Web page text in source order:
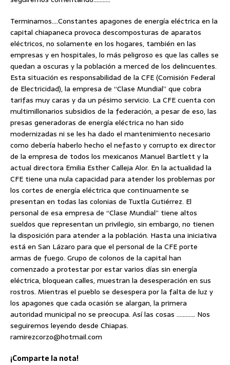
Terminamos….Constantes apagones de energía eléctrica en la
capital chiapaneca provoca descomposturas de aparatos
eléctricos, no solamente en los hogares, también en las
empresas y en hospitales, lo más peligroso es que las calles se
quedan a oscuras y la población a merced de los delincuentes.
Esta situación es responsabilidad de la CFE (Comisión Federal
de Electricidad), la empresa de “Clase Mundial” que cobra
tarifas muy caras y da un pésimo servicio. La CFE cuenta con
multimillonarios subsidios de la federación, a pesar de eso, las
presas generadoras de energía eléctrica no han sido
modernizadas ni se les ha dado el mantenimiento necesario
como debería haberlo hecho el nefasto y corrupto ex director
de la empresa de todos los mexicanos Manuel Bartlett y la
actual directora Emilia Esther Calleja Alor. En la actualidad la
CFE tiene una nula capacidad para atender los problemas por
los cortes de energía eléctrica que continuamente se
presentan en todas las colonias de Tuxtla Gutiérrez. El
personal de esa empresa de “Clase Mundial” tiene altos
sueldos que representan un privilegio, sin embargo, no tienen
la disposición para atender a la población. Hasta una iniciativa
está en San Lázaro para que el personal de la CFE porte
armas de fuego. Grupo de colonos de la capital han
comenzado a protestar por estar varios días sin energía
eléctrica, bloquean calles, muestran la desesperación en sus
rostros. Mientras el pueblo se desespera por la falta de luz y
los apagones que cada ocasión se alargan, la primera
autoridad municipal no se preocupa. Así las cosas ………… Nos
seguiremos leyendo desde Chiapas.
ramirezcorzo@hotmail.com
¡Comparte la nota!